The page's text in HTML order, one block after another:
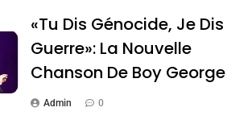
«Tu Dis Génocide, Je Dis
Guerre»: La Nouvelle
Chanson De Boy George
Admin 0